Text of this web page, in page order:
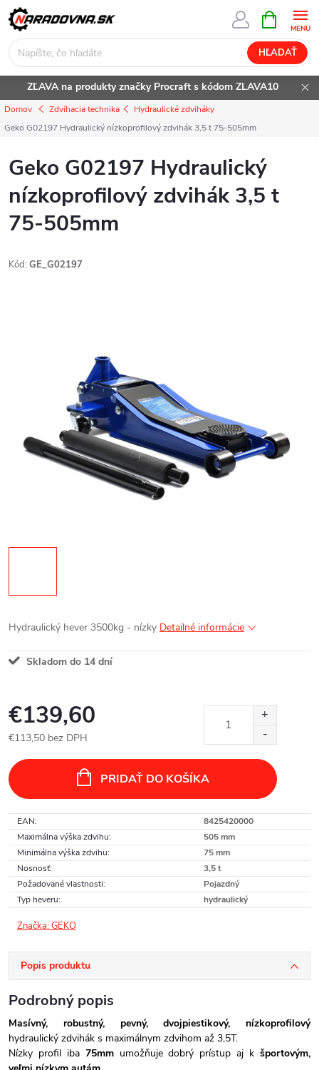
Prejsť
na
obsah
HĽADAŤ
KOŠÍK
ZĽAVA na produkty značky Procraft s kódom ZLAVA10
Domov Zdvíhacia technika
Hydraulické zdviháky
Geko G02197 Hydraulický nízkoprofilový zdvihák 3,5 t 75-505mm
Geko G02197 Hydraulický
nízkoprofilový zdvihák 3,5 t
75-505mm
Kód: GE_G02197
Hydraulický hever 3500kg - nízky Detailné informácie
Skladom do 14 dní
€139,60
€113,50 bez DPH
cena:
PRIDAŤ DO KOŠÍKA
EAN:
8425420000
Maximálna výška zdvihu:
505 mm
Minimálna výška zdvihu:
75 mm
Nosnosť:
3,5 t
Požadované vlastnosti:
Pojazdný
Typ heveru: hydraulický
Značka:GEKO
Popis produktu
Podrobný popis
Masívný, robustný, pevný, dvojpiestikový, nízkoprofilový
hydraulický zdvihák s maximálnym zdvihom až 3,5T.
Nízky profil iba 75mmumožňuje dobrý prístup aj kšportovým,